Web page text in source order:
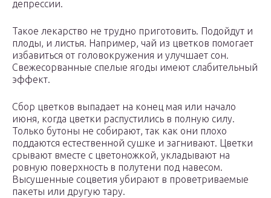
депрессии.
Такое лекарство не трудно приготовить. Подойдут и
плоды, и листья. Например, чай из цветков помогает
избавиться от головокружения и улучшает сон.
Свежесорванные спелые ягоды имеют слабительный
эффект.
Сбор цветков выпадает на конец мая или начало
июня, когда цветки распустились в полную силу.
Только бутоны не собирают, так как они плохо
поддаются естественной сушке и загнивают. Цветки
срывают вместе с цветоножкой, укладывают на
ровную поверхность в полутени под навесом.
Высушенные соцветия убирают в проветриваемые
пакеты или другую тару.